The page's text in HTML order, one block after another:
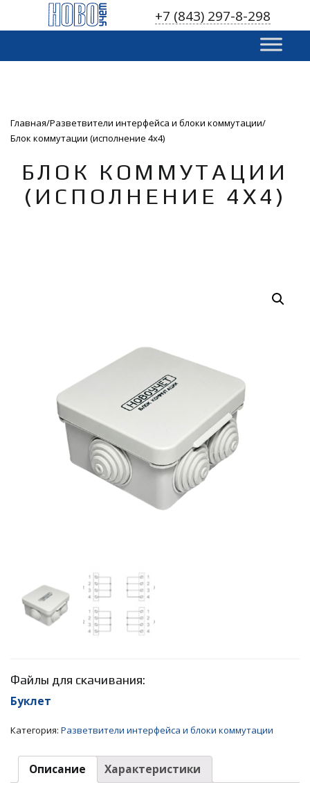
+7 (843) 297-8-298
Главная Разветвители интерфейса и блоки коммутации
Блок коммутации (исполнение 4х4)
БЛОК КОММУТАЦИИ
(ИСПОЛНЕНИЕ 4Х4)
Файлы для скачивания:
Буклет
Категория: Разветвители интерфейса и блоки коммутации
Описание Характеристики